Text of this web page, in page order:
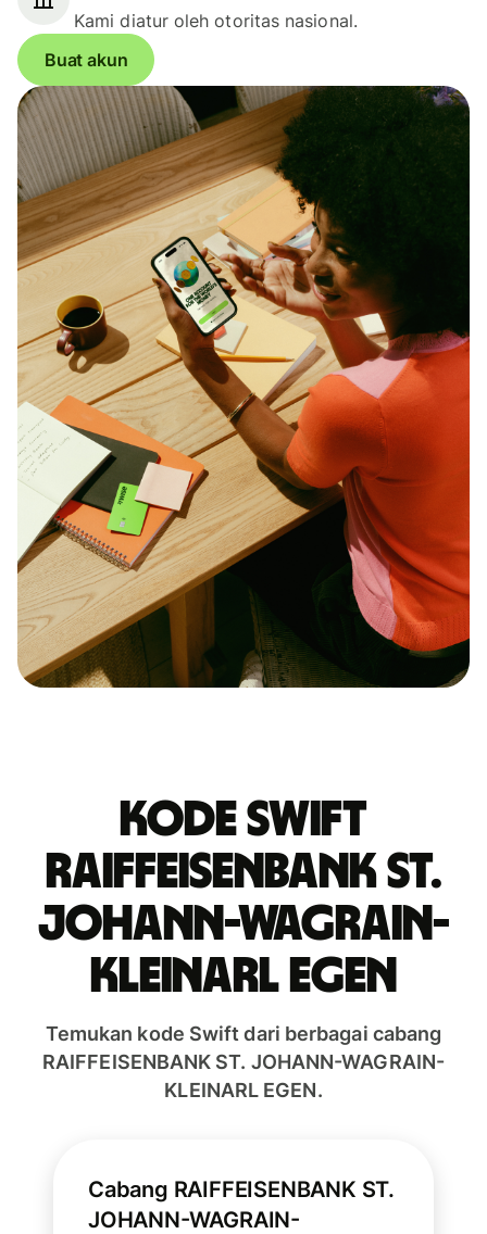
Kami diatur oleh otoritas nasional.
Buat akun
Kode Swift
RAIFFEISENBANK ST.
JOHANN-WAGRAIN-
KLEINARL EGEN
Temukan kode Swift dari berbagai cabang
RAIFFEISENBANK ST. JOHANN-WAGRAIN-
KLEINARL EGEN.
Cabang RAIFFEISENBANK ST.
JOHANN-WAGRAIN-